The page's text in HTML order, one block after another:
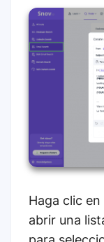
Haga clic
abrir una